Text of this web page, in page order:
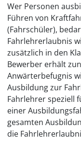
Wer Personen
Führen von
(Fahrschüler),
Fahrlehrerlaubnis
zusätzlich in den
Bewerber erhält
Anwärterbefugnis
Ausbildung zur
Fahrlehrer speziell
einer
gesamten
die